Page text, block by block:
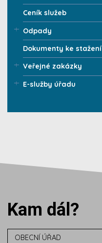
Ceník služeb
Odpady
Dokumenty ke stažení
Veřejné zakázky
E-služby úřadu
Kam dál?
OBECNÍ ÚŘAD